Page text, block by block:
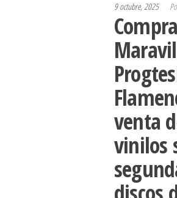
9 octubre, 2025
venta
vinilos